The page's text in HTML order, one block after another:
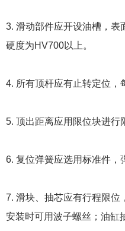
3. 滑动部件应开设油槽，表
硬度为HV700以上。
4. 所有顶杆应有止转定位，
5. 顶出距离应用限位块进行
6. 复位弹簧应选用标准件，
7. 滑块、抽芯应有行程限位
安装时可用波子螺丝；油缸